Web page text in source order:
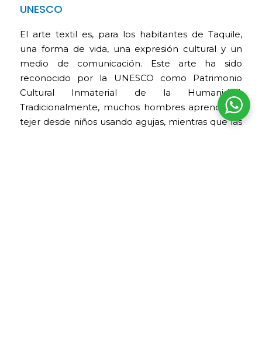
UNESCO
El arte textil es, para los habitantes de Taquile,
una forma de vida, una expresión cultural y un
medio de comunicación. Este arte ha sido
reconocido por la UNESCO como Patrimonio
Cultural Inmaterial de la Humanidad.
Tradicionalmente, muchos hombres aprenden a
tejer desde niños usando agujas, mientras que las